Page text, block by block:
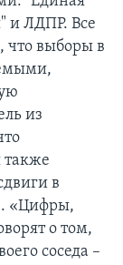
и ЛДПР. Все
что выборы в
из
также
в
«Цифры,
о том,
соседа –